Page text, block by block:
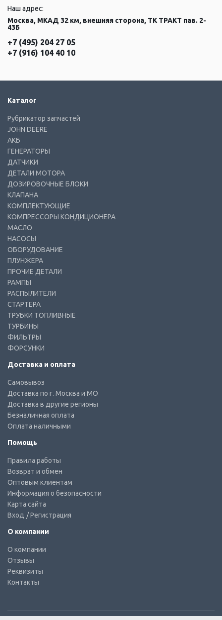
Наш адрес:
Москва, МКАД 32 км, внешняя сторона, ТК ТРАКТ пав. 2-
43Б
+7 (495) 204 27 05
+7 (916) 104 40 10
Каталог
Рубрикатор запчастей
JOHN DEERE
АКБ
ГЕНЕРАТОРЫ
ДАТЧИКИ
ДЕТАЛИ МОТОРА
ДОЗИРОВОЧНЫЕ БЛОКИ
КЛАПАНА
КОМПЛЕКТУЮЩИЕ
КОМПРЕССОРЫ КОНДИЦИОНЕРА
МАСЛО
НАСОСЫ
ОБОРУДОВАНИЕ
ПЛУНЖЕРА
ПРОЧИЕ ДЕТАЛИ
РАМПЫ
РАСПЫЛИТЕЛИ
СТАРТЕРА
ТРУБКИ ТОПЛИВНЫЕ
ТУРБИНЫ
ФИЛЬТРЫ
ФОРСУНКИ
Доставка и оплата
Самовывоз
Доставка по г. Москва и МО
Доставка в другие регионы
Безналичная оплата
Оплата наличными
Помощь
Правила работы
Возврат и обмен
Оптовым клиентам
Информация о безопасности
Карта сайта
Вход / Регистрация
О компании
О компании
Отзывы
Реквизиты
Контакты